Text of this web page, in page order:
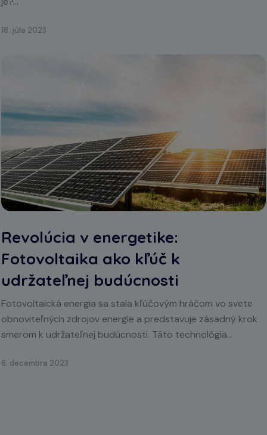
18. júla 2023
Revolúcia v energetike:
Fotovoltaika ako kľúč k
udržateľnej budúcnosti
Fotovoltaická energia sa stala kľúčovým hráčom vo svete
obnoviteľných zdrojov energie a predstavuje zásadný krok
smerom k udržateľnej budúcnosti. Táto technológia...
6. decembra 2023